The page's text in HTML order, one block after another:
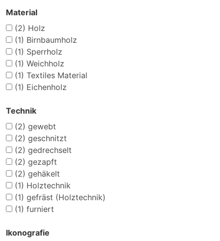
Material
(2) Holz
(1) Birnbaumholz
(1) Sperrholz
(1) Weichholz
(1) Textiles Material
(1) Eichenholz
Technik
(2) gewebt
(2) geschnitzt
(2) gedrechselt
(2) gezapft
(2) gehäkelt
(1) Holztechnik
(1) gefräst (Holztechnik)
(1) furniert
Ikonografie